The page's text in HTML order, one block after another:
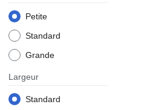
Petite
Standard
Grande
Largeur
Standard